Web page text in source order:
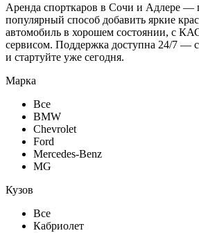
Аренда спорткаров в Сочи и Адлере —
популярный способ добавить яркие
автомобиль в хорошем состоянии, с
сервисом. Поддержка доступна 24/7 —
и стартуйте уже сегодня.
Марка
Все
BMW
Chevrolet
Ford
Mercedes-Benz
MG
Кузов
Все
Кабриолет